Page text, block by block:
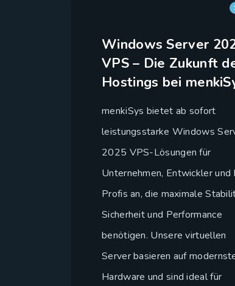
Windows Server
VPS – Die Zukunft
Hostings bei
menkiSys bietet ab sofort
leistungsstarke Windows
2025 VPS-Lösungen für
Unternehmen, Entwickler und
Profis an, die maximale
Sicherheit und Performance
benötigen. Unsere virtuellen
Server basieren auf
Hardware und sind ideal für